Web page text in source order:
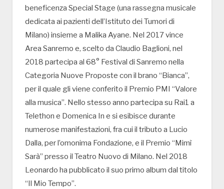
beneficenza Special Stage (una rassegna musicale
dedicata ai pazienti dell’Istituto dei Tumori di
Milano) insieme a Malika Ayane. Nel 2017 vince
Area Sanremo e, scelto da Claudio Baglioni, nel
2018 partecipa al 68° Festival di Sanremo nella
Categoria Nuove Proposte con il brano “Bianca”,
per il quale gli viene conferito il Premio PMI “Valore
alla musica”. Nello stesso anno partecipa su Rai1 a
Telethon e Domenica In e si esibisce durante
numerose manifestazioni, fra cui il tributo a Lucio
Dalla, per l’omonima Fondazione, e il Premio “Mimì
Sarà” presso il Teatro Nuovo di Milano. Nel 2018
Leonardo ha pubblicato il suo primo album dal titolo
“Il Mio Tempo”.